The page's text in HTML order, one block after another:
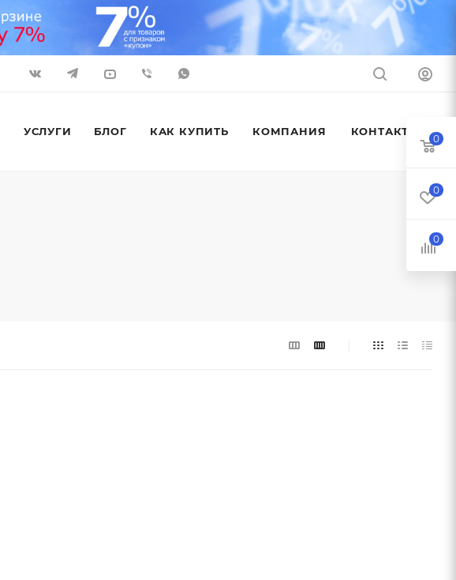
УСЛУГИ БЛОГ КАК КУПИТЬ КОМПАНИЯ КОНТАКТЫ
0
0
0